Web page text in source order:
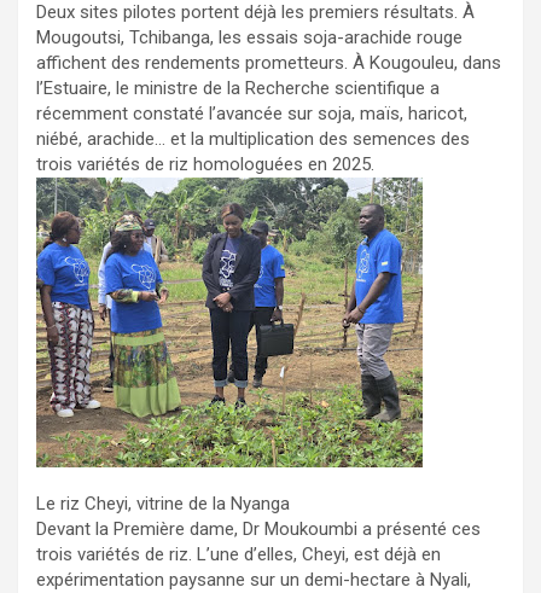
Deux sites pilotes portent déjà les premiers résultats. À
Mougoutsi, Tchibanga, les essais soja-arachide rouge
affichent des rendements prometteurs. À Kougouleu, dans
l’Estuaire, le ministre de la Recherche scientifique a
récemment constaté l’avancée sur soja, maïs, haricot,
niébé, arachide… et la multiplication des semences des
trois variétés de riz homologuées en 2025.
Le riz Cheyi, vitrine de la Nyanga
Devant la Première dame, Dr Moukoumbi a présenté ces
trois variétés de riz. L’une d’elles, Cheyi, est déjà en
expérimentation paysanne sur un demi-hectare à Nyali,